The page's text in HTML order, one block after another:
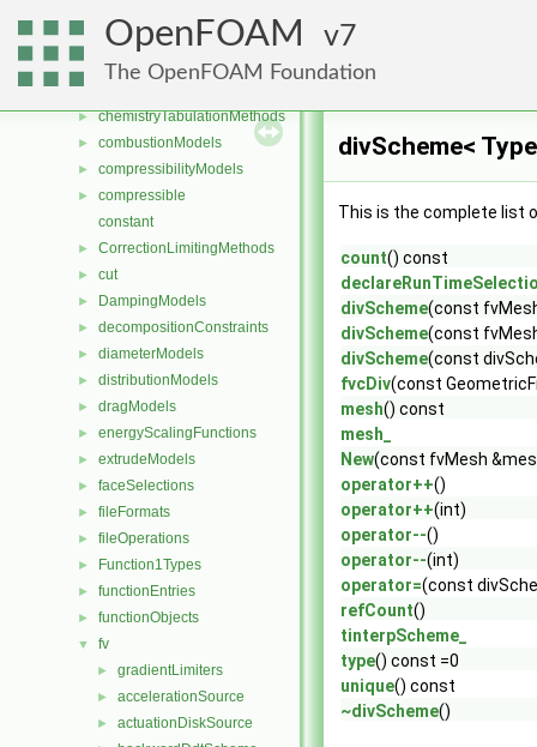
OpenFOAM 7
The OpenFOAM Foundation
► blocks
► blockVertices
►
► chemistryTabulationMethods
► combustionModels
► compressibilityModels
►
compressible
constant
► CorrectionLimitingMethods
► cut
► DampingModels
► decompositionConstraints
► diameterModels
► distributionModels
► dragModels
► energyScalingFunctions
► extrudeModels
► faceSelections
► fileFormats
► fileOperations
► Function1Types
► functionEntries
► functionObjects
▼ fv
► gradientLimiters
► accelerationSource
► actuationDiskSource
divScheme<
This is the complete list
count() const
divScheme(const
divScheme(const
divScheme(const
fvcDiv(const
mesh() const
mesh_
New(const fvMesh
operator++()
operator++(int)
operator--()
operator--(int)
operator=(const
refCount()
tinterpScheme_
type() const =0
unique() const
~divScheme()